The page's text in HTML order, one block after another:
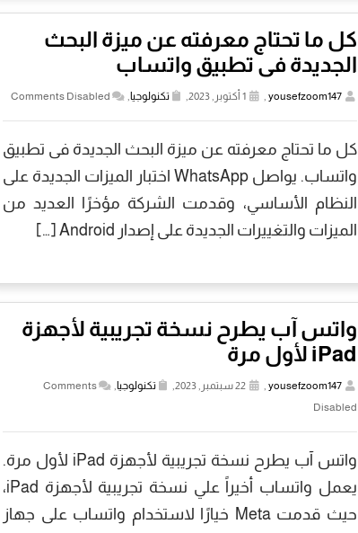
كل ما تحتاج معرفته عن ميزة البحث
الجديدة فى تطبيق واتساب
yousefzoom147
, 1 أكتوبر, 2023, تكنولوجيا,
Comments Disabled
كل ما تحتاج معرفته عن ميزة البحث الجديدة فى تطبيق
واتساب. يواصل WhatsApp اختبار الميزات الجديدة على
النظام الأساسي، وقدمت الشركة مؤخرًا العديد من
الميزات والتغييرات الجديدة على إصدار Android […]
واتس آب يطرح نسخة تجريبية لأجهزة
iPad لأول مرة
yousefzoom147
, 22 سبتمبر, 2023, تكنولوجيا,
Comments
Disabled
واتس آب يطرح نسخة تجريبية لأجهزة iPad لأول مرة.
يعمل واتساب أخيراً علي نسخة تجريبية لأجهزة iPad،
حيث قدمت Meta خيارًا لاستخدام واتساب على جهاز